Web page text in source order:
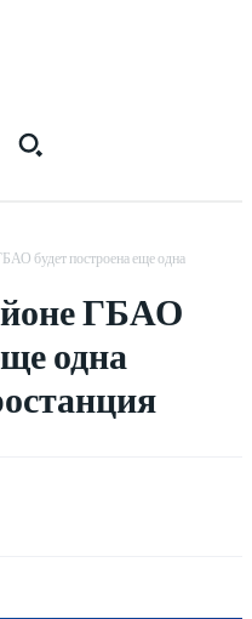
будет построена еще одна
ГБАО
одна